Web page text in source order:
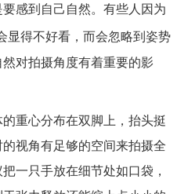
感到自己自然。有些人因为
显得不好看，而会忽略到姿势
对拍摄角度有着重要的影
重心分布在双脚上，抬头挺
视角有足够的空间来拍摄全
一只手放在细节处如口袋，